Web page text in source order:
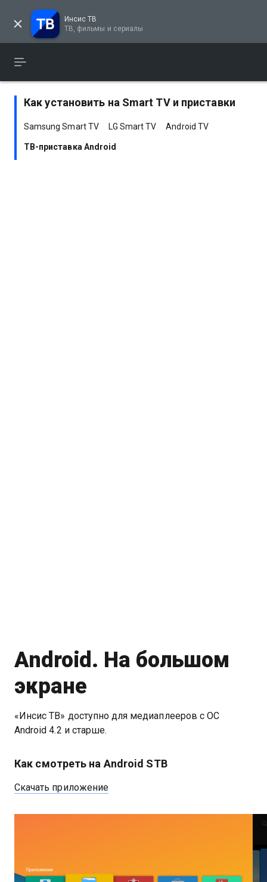
Инсис ТВ
ТВ, фильмы и сериалы
Android. На большом
экране
«Инсис ТВ» доступно для медиаплееров с ОС
Android 4.2 и старше.
Как смотреть на Android STB
Скачать приложение
Как установить на Smart TV и приставки
Samsung Smart TV LG Smart TV Android TV
ТВ-приставка Android